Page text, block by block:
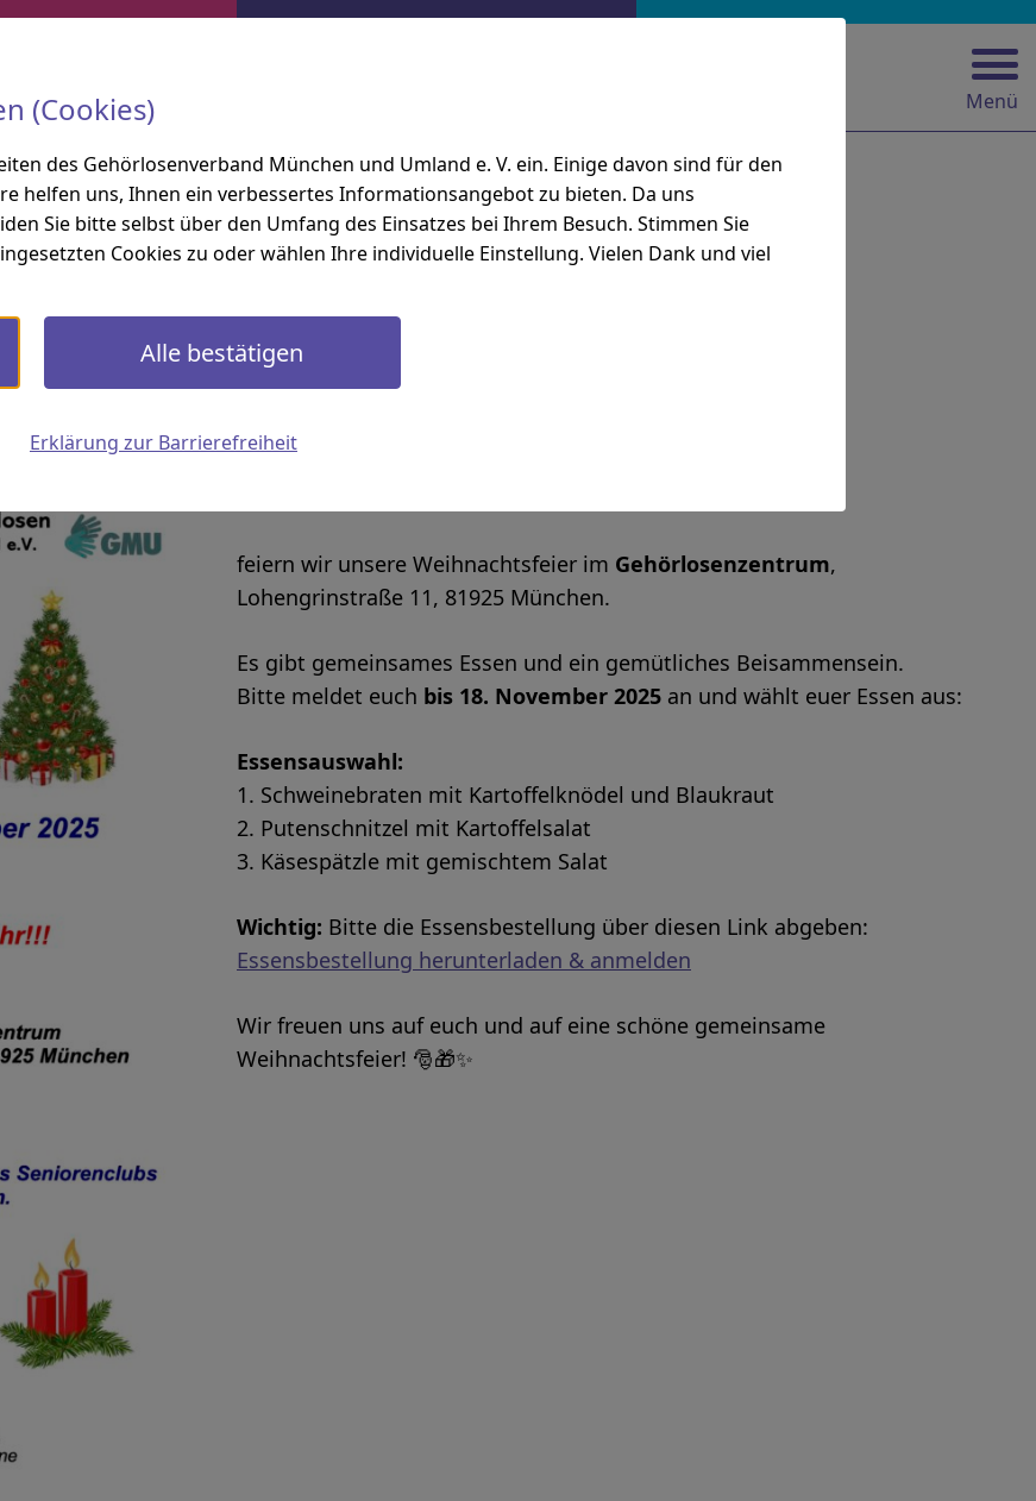
(Cookies)
des Gehörlosenverband München und Umland e. V. ein. Einige davon sind für den
helfen uns, Ihnen ein verbessertes Informationsangebot zu bieten. Da uns
Sie bitte selbst über den Umfang des Einsatzes bei Ihrem Besuch. Stimmen Sie
Cookies zu oder wählen Ihre individuelle Einstellung. Vielen Dank und viel
Alle bestätigen
Erklärung zur Barrierefreiheit
Menü
Seniorenclub / Weihnachtsfeier am 02. Dezember 2025
am 02. Dezember 2025
feiern wir unsere Weihnachtsfeier im Gehörlosenzentrum,
Lohengrinstraße 11, 81925 München.
Es gibt gemeinsames Essen und ein gemütliches Beisammensein.
Bitte meldet euch bis 18. November 2025 an und wählt euer Essen aus:
Essensauswahl:
1. Schweinebraten mit Kartoffelknödel und Blaukraut
2. Putenschnitzel mit Kartoffelsalat
3. Käsespätzle mit gemischtem Salat
Wichtig: Bitte die Essensbestellung über diesen Link abgeben:
Essensbestellung herunterladen & anmelden
Wir freuen uns auf euch und auf eine schöne gemeinsame
Weihnachtsfeier! 🎅🎁✨